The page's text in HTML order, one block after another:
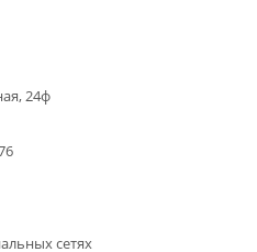
24ф
сетях